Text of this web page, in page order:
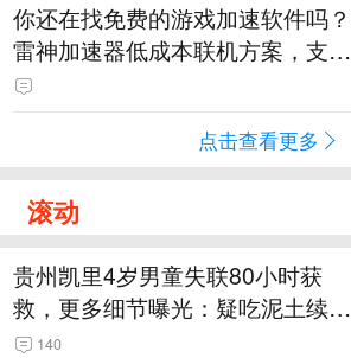
你还在找免费的游戏加速软件吗？
雷神加速器低成本联机方案，支持
免费试用
点击查看更多
滚动
贵州凯里4岁男童失联80小时获
救，更多细节曝光：疑吃泥土续
命，搜救至20米附近错过多找3天
140